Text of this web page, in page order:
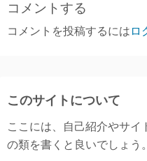
コメントする
コメントを投稿するには ロ
このサイトについて
ここには、自己紹介やサイ
の類を書くと良いでしょう。